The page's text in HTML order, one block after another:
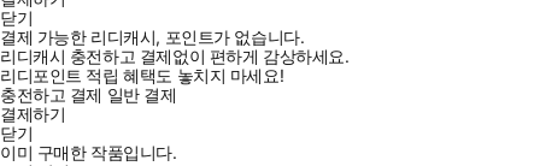
닫기
결제 가능한 리디캐시, 포인트가 없습니다.
리디캐시 충전하고 결제없이 편하게 감상하세요.
리디포인트 적립 혜택도 놓치지 마세요!
충전하고 결제 일반 결제
결제하기
닫기
이미 구매한 작품입니다.